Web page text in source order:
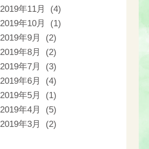
2019年11月 (4)
2019年10月 (1)
2019年9月 (2)
2019年8月 (2)
2019年7月 (3)
2019年6月 (4)
2019年5月 (1)
2019年4月 (5)
2019年3月 (2)